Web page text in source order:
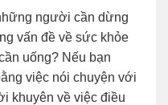
người cần dừng
vấn đề về sức khỏe
uống? Nếu bạn
việc nói chuyện với
khuyên về việc điều